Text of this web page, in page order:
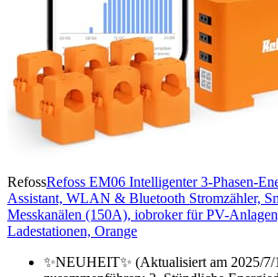
RefossRefoss EM06 Intelligenter 3-Phasen-
Assistant, WLAN & Bluetooth Stromzähler,
Messkanälen (150A), iobroker für PV-
Ladestationen, Orange
✨NEUHEIT✨ (Aktualisiert am 2025/7/